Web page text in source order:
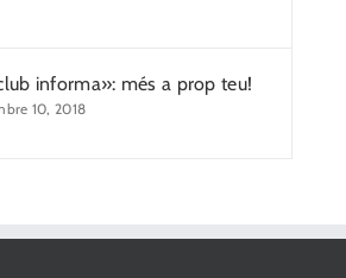
informa»: més a prop teu!
10, 2018